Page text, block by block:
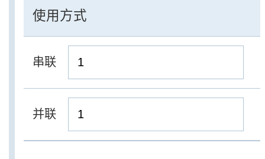
使用方式
串联
并联